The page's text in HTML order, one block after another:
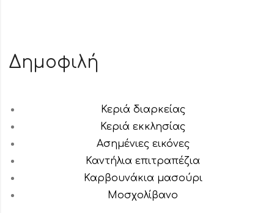
Δημοφιλή
Κεριά διαρκείας
Κεριά εκκλησίας
Ασημένιες εικόνες
Καντήλια επιτραπέζια
Καρβουνάκια μασούρι
Μοσχολίβανο